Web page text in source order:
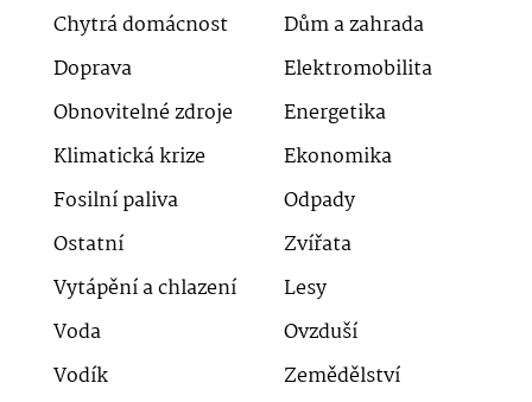
Chytrá domácnost
Dům a zahrada
Doprava
Elektromobilita
Obnovitelné zdroje
Energetika
Klimatická krize
Ekonomika
Fosilní paliva
Odpady
Ostatní
Zvířata
Vytápění a chlazení
Lesy
Voda
Ovzduší
Vodík
Zemědělství